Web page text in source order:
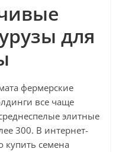
для
фермерские
все чаще
элитные
300. В интернет-
купить семена